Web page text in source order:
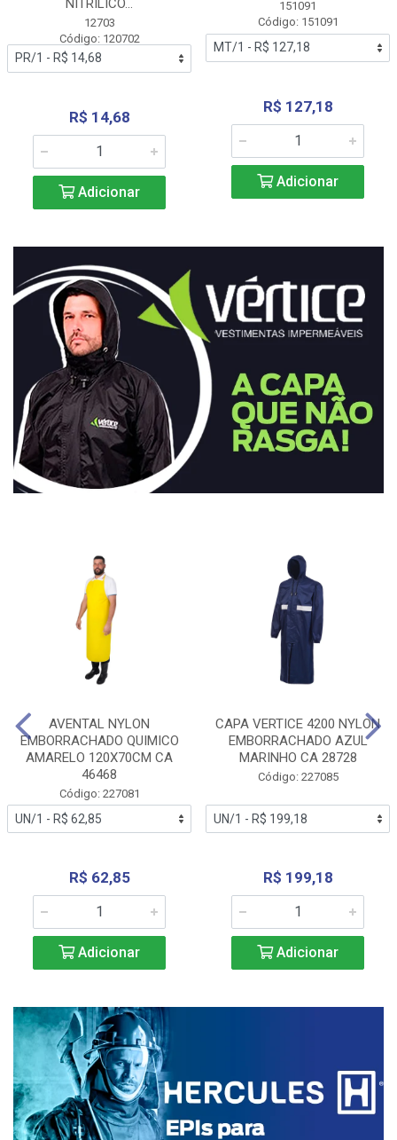
NITRÍLICO...
12703
Código: 120702
R$ 14,68
Adicionar
151091
Código: 151091
R$ 127,18
Adicionar
AVENTAL NYLON
EMBORRACHADO QUIMICO
AMARELO 120X70CM CA
46468
Código: 227081
R$ 62,85
Adicionar
CAPA VERTICE 4200 NYLON
EMBORRACHADO AZUL
MARINHO CA 28728
Código: 227085
R$ 199,18
Adicionar